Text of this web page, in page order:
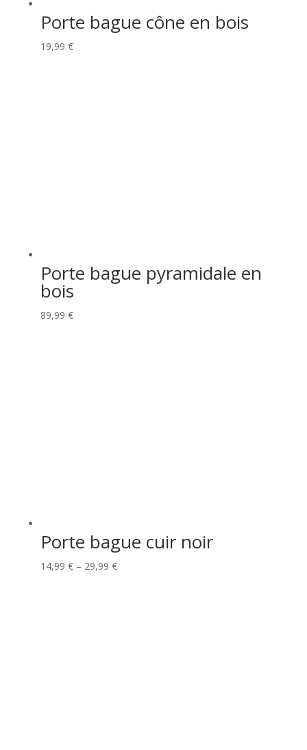
Porte bague cône en bois
19,99 €
Porte bague pyramidale en
bois
89,99 €
Porte bague cuir noir
14,99 €– 29,99 €